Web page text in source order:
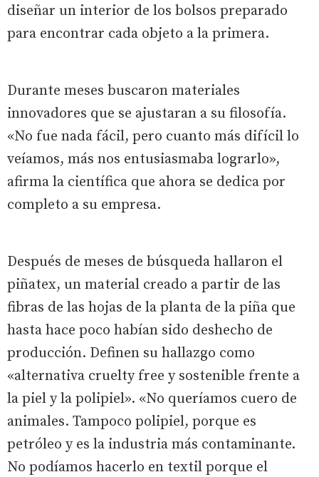
diseñar un interior de los bolsos preparado
para encontrar cada objeto a la primera.
Durante meses buscaron materiales
innovadores que se ajustaran a su filosofía.
«No fue nada fácil, pero cuanto más difícil lo
veíamos, más nos entusiasmaba lograrlo»,
afirma la científica que ahora se dedica por
completo a su empresa.
Después de meses de búsqueda hallaron el
piñatex, un material creado a partir de las
fibras de las hojas de la planta de la piña que
hasta hace poco habían sido deshecho de
producción. Definen su hallazgo como
«alternativa cruelty free y sostenible frente a
la piel y la polipiel». «No queríamos cuero de
animales. Tampoco polipiel, porque es
petróleo y es la industria más contaminante.
No podíamos hacerlo en textil porque el